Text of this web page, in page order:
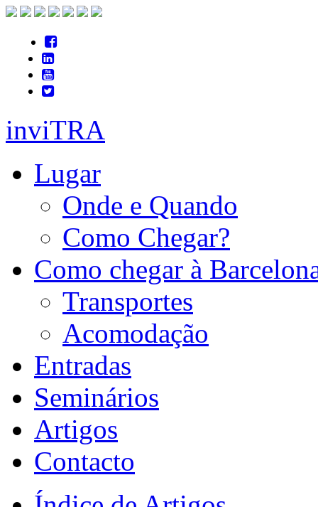
inviTRA
Lugar
Onde e Quando
Como Chegar?
Como chegar à
Transportes
Acomodação
Entradas
Seminários
Artigos
Contacto